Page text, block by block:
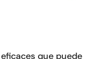
que puede